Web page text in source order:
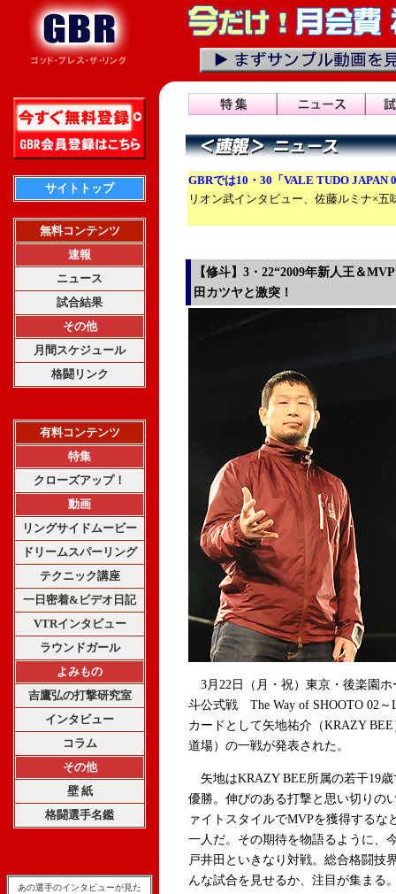
サイトトップ
無料コンテンツ
速報
ニュース
試合結果
その他
月間スケジュール
格闘リンク
有料コンテンツ
特集
クローズアップ！
動画
リングサイドムービー
ドリームスパーリング
テクニック講座
一日密着&ビデオ日記
VTRインタビュー
ラウンドガール
よみもの
吉鷹弘の打撃研究室
インタビュー
コラム
その他
壁 紙
格闘選手名鑑
あの選手のインタビューが見た
GBRでは10・30「VALE TUDO JAPAN
リオン武インタビュー、佐藤ルミナ×
【修斗】3・22“2009年新人王＆
田カツヤと激突！
3月22日（月・祝）東京・後楽園
斗公式戦 The Way of SHOOTO 02～
カードとして矢地祐介（KRAZY
道場）の一戦が発表された。
矢地はKRAZY BEE所属の若干19
優勝。伸びのある打撃と思い切りの
ァイトスタイルでMVPを獲得する
一人だ。その期待を物語るように、
戸井田といきなり対戦。総合格闘技
んな試合を見せるか、注目が集まる